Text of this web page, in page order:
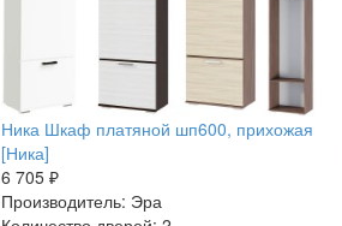
Ника Шкаф платяной шп600, прихожая
[Ника]
6 705 ₽
Производитель: Эра